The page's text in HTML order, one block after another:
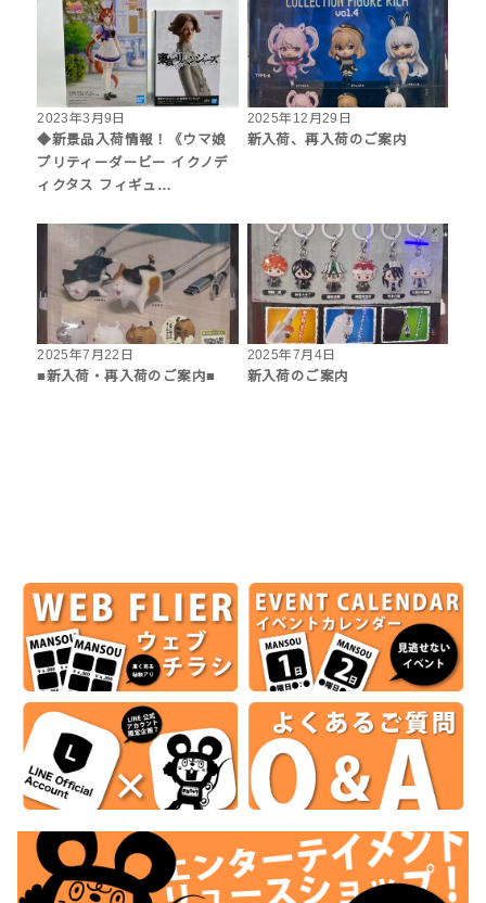
2023年3月9日
◆新景品入荷情報！《ウマ娘
プリティーダービー イクノデ
ィクタス フィギュ…
2025年12月29日
新入荷、再入荷のご案内
2025年7月22日
■新入荷・再入荷のご案内■
2025年7月4日
新入荷のご案内